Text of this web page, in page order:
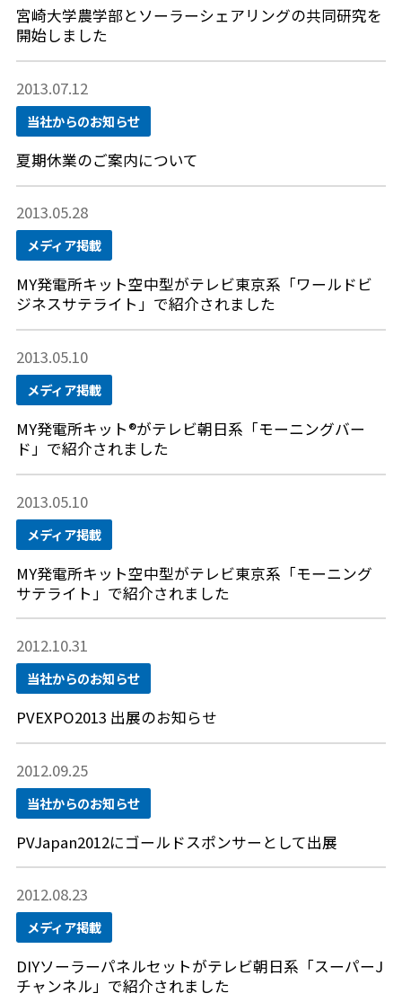
宮崎大学農学部とソーラーシェアリングの共同研究を
開始しました
2013.07.12
当社からのお知らせ
夏期休業のご案内について
2013.05.28
メディア掲載
MY発電所キット空中型がテレビ東京系「ワールドビ
ジネスサテライト」で紹介されました
2013.05.10
メディア掲載
MY発電所キット®がテレビ朝日系「モーニングバー
ド」で紹介されました
2013.05.10
メディア掲載
MY発電所キット空中型がテレビ東京系「モーニング
サテライト」で紹介されました
2012.10.31
当社からのお知らせ
PVEXPO2013 出展のお知らせ
2012.09.25
当社からのお知らせ
PVJapan2012にゴールドスポンサーとして出展
2012.08.23
メディア掲載
DIYソーラーパネルセットがテレビ朝日系「スーパーJ
チャンネル」で紹介されました